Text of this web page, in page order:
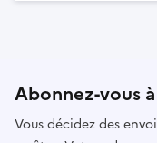
Abonnez-vous
Vous décidez des